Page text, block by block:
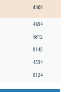
4101
4634
6812
0142
4334
0124